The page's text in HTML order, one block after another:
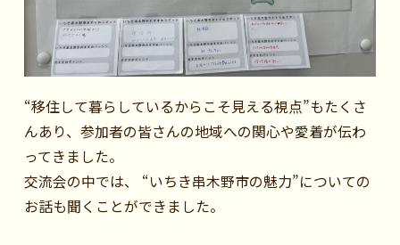
“移住して暮らしているからこそ見える視点”もたくさ
んあり、参加者の皆さんの地域への関心や愛着が伝わ
ってきました。
交流会の中では、 “いちき串木野市の魅力”についての
お話も聞くことができました。